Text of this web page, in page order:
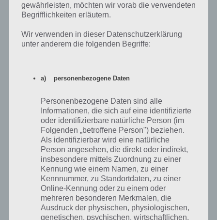
Smartphones vor allem als Weihnachtsgeschenk sich eignen.
Hast du Fragen oder bist dir bei
Kaufentscheidung unsicher?
den Kommentaren!
Günstige Einsteigermodelle bis 150 Euro als
Weihnachtsgeschenk
Kommen wir zu den günstigen Einsteigermodellen bis 150 Euro. Wir
denken, dass diese perfekt als Weihnachtsgeschenk sich eignen.
Auch wenn der Preis nicht hoch ausschaut, handelt es sich trotzdem
um gute Smartphones, die für die meisten vollkommen ausreichend
sind. Beachtet, dass Spiele Apps nicht zwingend flüssig laufen, aber
WhatsApp, SMS, Facebook, Instagram und Telefonieren ohne
Probleme laufen.
gewährleisten, möchten wir vorab die verwendeten
Begrifflichkeiten erläutern.
Wir verwenden in dieser Datenschutzerklärung
unter anderem die folgenden Begriffe:
a) personenbezogene Daten
Personenbezogene Daten sind alle
Informationen, die sich auf eine identifizierte
oder identifizierbare natürliche Person (im
Folgenden „betroffene Person") beziehen.
Als identifizierbar wird eine natürliche
Person angesehen, die direkt oder indirekt,
insbesondere mittels Zuordnung zu einer
Kennung wie einem Namen, zu einer
Kennnummer, zu Standortdaten, zu einer
Online-Kennung oder zu einem oder
mehreren besonderen Merkmalen, die
Ausdruck der physischen, physiologischen,
genetischen, psychischen, wirtschaftlichen,